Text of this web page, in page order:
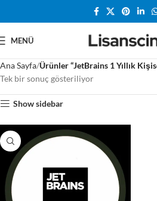
MENÜ
Ana Sayfa Ürünler “JetBrains 1 Yıllık
Tek bir sonuç gösteriliyor
Show sidebar